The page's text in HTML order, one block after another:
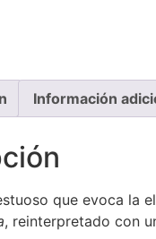
Información
que evoca la
, reinterpretado con